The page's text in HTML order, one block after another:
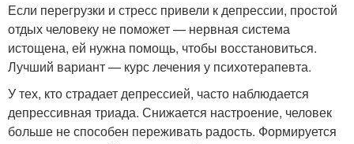
Если перегрузки и стресс привели к депрессии, простой
отдых человеку не поможет — нервная система
истощена, ей нужна помощь, чтобы восстановиться.
Лучший вариант — курс лечения у психотерапевта.
У тех, кто страдает депрессией, часто наблюдается
депрессивная триада. Снижается настроение, человек
больше не способен переживать радость. Формируется